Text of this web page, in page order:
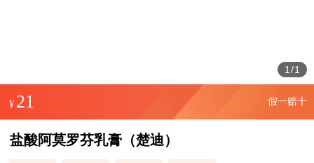
1 /1
¥ 21 假一赔十
盐酸阿莫罗芬乳膏（楚迪）